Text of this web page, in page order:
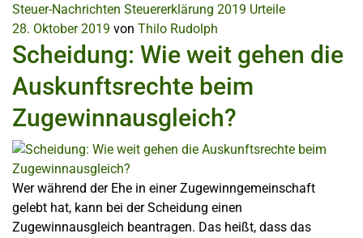
Steuer-Nachrichten Steuererklärung 2019 Urteile
28. Oktober 2019 von Thilo Rudolph
Scheidung: Wie weit gehen die
Auskunftsrechte beim
Zugewinnausgleich?
Wer während der Ehe in einer Zugewinngemeinschaft
gelebt hat, kann bei der Scheidung einen
Zugewinnausgleich beantragen. Das heißt, dass das